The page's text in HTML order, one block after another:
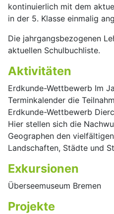
kontinuierlich mit dem
in der 5. Klasse einmalig
Die jahrgangsbezogenen
aktuellen Schulbuchliste.
Aktivitäten
Erdkunde-Wettbewerb Im
Terminkalender die
Erdkunde-Wettbewerb
Hier stellen sich die
Geographen den
Landschaften, Städte und
Exkursionen
Überseemuseum Bremen
Projekte